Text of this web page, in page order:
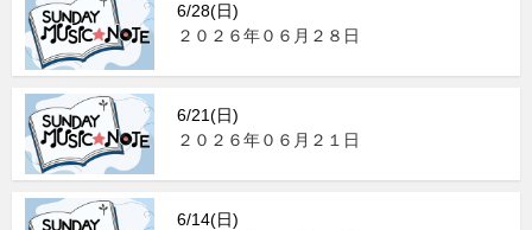
6/28(日)
２０２６年０６月２８日
6/21(日)
２０２６年０６月２１日
6/14(日)